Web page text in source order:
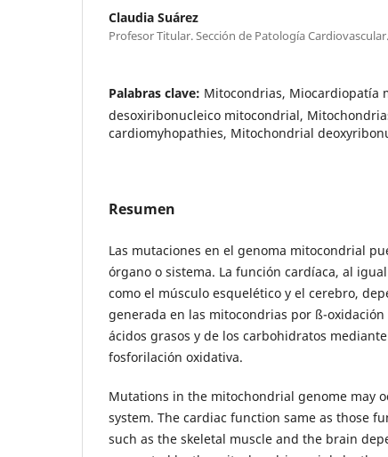
Claudia Suárez
Profesor Titular. Sección de Patología
Palabras clave: Mitocondrias, Miocardiopatía
desoxiribonucleico mitocondrial,
cardiomyhopathies, Mitochondrial
Resumen
Las mutaciones en el genoma mitocondrial
órgano o sistema. La función cardíaca, al
como el músculo esquelético y el cerebro,
generada en las mitocondrias por ß-
ácidos grasos y de los carbohidratos
fosforilación oxidativa.
Mutations in the mitochondrial genome may
system. The cardiac function same as those
such as the skeletal muscle and the brain